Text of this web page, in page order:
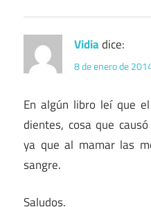
Vidiadice:
8 de enero de
En algún libro leí que
dientes, cosa que
ya que al mamar las
sangre.
Saludos.